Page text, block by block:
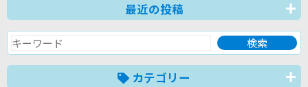
最近の投稿
カテゴリー